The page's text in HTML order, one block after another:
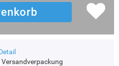
Versandverpackung